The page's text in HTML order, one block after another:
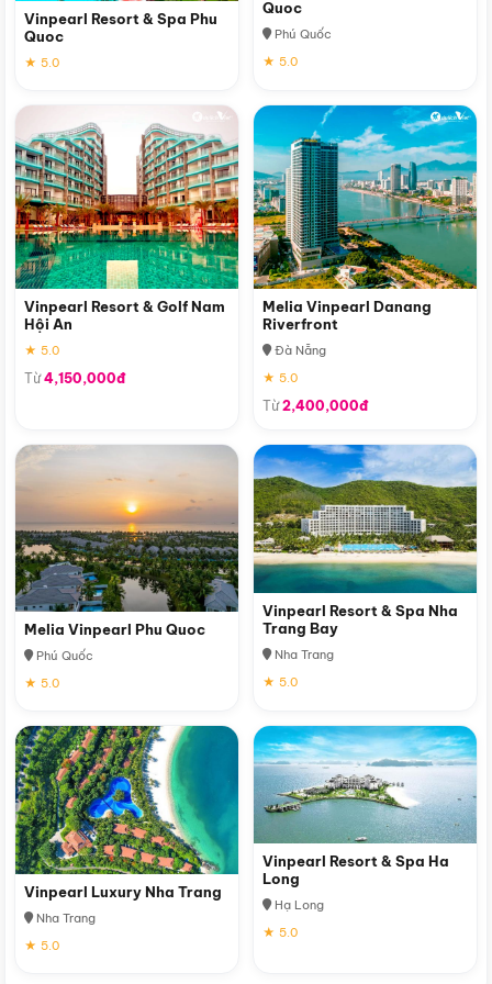
Vinpearl Resort & Spa Phu
Quoc
★ 5.0
Quoc
Phú Quốc
★ 5.0
Vinpearl Resort & Golf Nam
Hội An
★ 5.0
Từ4,150,000đ
Melia Vinpearl Danang
Riverfront
Đà Nẵng
★ 5.0
Từ2,400,000đ
Melia Vinpearl Phu Quoc
Phú Quốc
★ 5.0
Vinpearl Resort & Spa Nha
Trang Bay
Nha Trang
★ 5.0
Vinpearl Luxury Nha Trang
Nha Trang
★ 5.0
Vinpearl Resort & Spa Ha
Long
Hạ Long
★ 5.0